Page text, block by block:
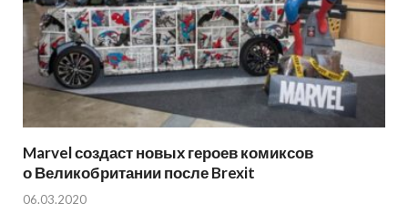
Marvel создаст новых героев комиксов
о Великобритании после Brexit
06.03.2020